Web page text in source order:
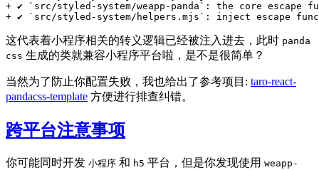
这代表着小程序相关的转义逻辑已经被注入进去，此时 panda
css 生成的类就兼容小程序平台啦，是不是很简单？
当然为了防止你配置失败，我也给出了参考项目: taro-react-
pandacss-template 方便进行排查纠错。
跨平台注意事项
你可能同时开发 小程序 和 h5 平台，但是你发现使用 weapp-